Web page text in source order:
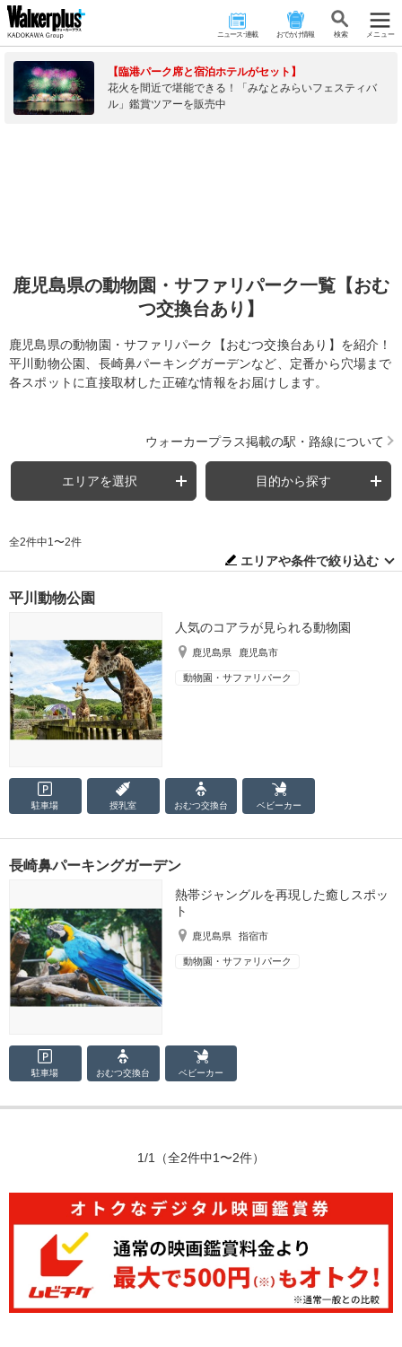
ニュース･連載 おでかけ情報 検 索 メニュー
【臨港パーク席と宿泊ホテルがセット】
花火を間近で堪能できる！「みなとみらいフェスティバ
ル」鑑賞ツアーを販売中
鹿児島県の動物園・サファリパーク一覧【おむ
つ交換台あり】
鹿児島県の動物園・サファリパーク【おむつ交換台あり】を紹介！
平川動物公園、長崎鼻パーキングガーデンなど、定番から穴場まで
各スポットに直接取材した正確な情報をお届けします。
ウォーカープラス掲載の駅・路線について
エリアを選択 目的から探す
全2件中1〜2件
エリアや条件で絞り込む
平川動物公園
人気のコアラが見られる動物園
鹿児島県 鹿児島市
動物園・サファリパーク
駐車場 授乳室 おむつ交換台 ベビーカー
長崎鼻パーキングガーデン
熱帯ジャングルを再現した癒しスポッ
ト
鹿児島県 指宿市
動物園・サファリパーク
駐車場 おむつ交換台 ベビーカー
1/1 （全2件中1〜2件）